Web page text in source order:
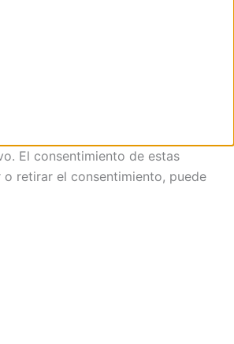
El consentimiento de estas
retirar el consentimiento, puede